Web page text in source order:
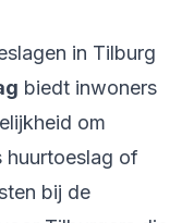
in Tilburg
biedt inwoners
om
huurtoeslag of
bij de